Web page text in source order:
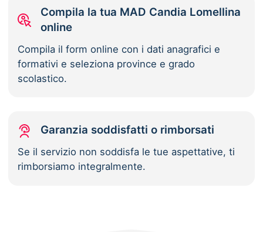
Compila la tua MAD Candia Lomellina
online
Compila il form online con i dati anagrafici e
formativi e seleziona province e grado
scolastico.
Garanzia soddisfatti o rimborsati
Se il servizio non soddisfa le tue aspettative, ti
rimborsiamo integralmente.